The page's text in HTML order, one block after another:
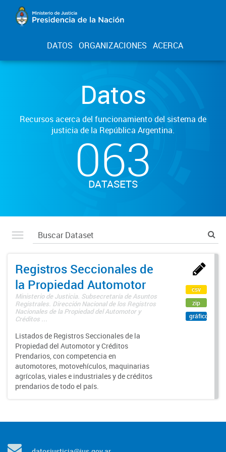
DATOS ORGANIZACIONES ACERCA
Datos
Recursos acerca del funcionamiento del sistema de
justicia de la República Argentina.
063
DATASETS
Registros Seccionales de
la Propiedad Automotor
Ministerio de Justicia. Subsecretaría de Asuntos
Registrales. Dirección Nacional de los Registros
Nacionales de la Propiedad del Automotor y
Créditos ...
Listados de Registros Seccionales de la
Propiedad del Automotor y Créditos
Prendarios, con competencia en
automotores, motovehículos, maquinarias
agrícolas, viales e industriales y de créditos
prendarios de todo el país.
csv
zip
gráfico